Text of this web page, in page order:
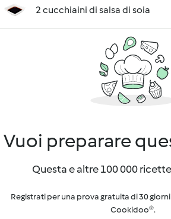
2 cucchiaini di salsa di soia
Vuoi preparare
Questa e altre 100 000
Registrati per una prova gratuita di 30
Cookidoo®.